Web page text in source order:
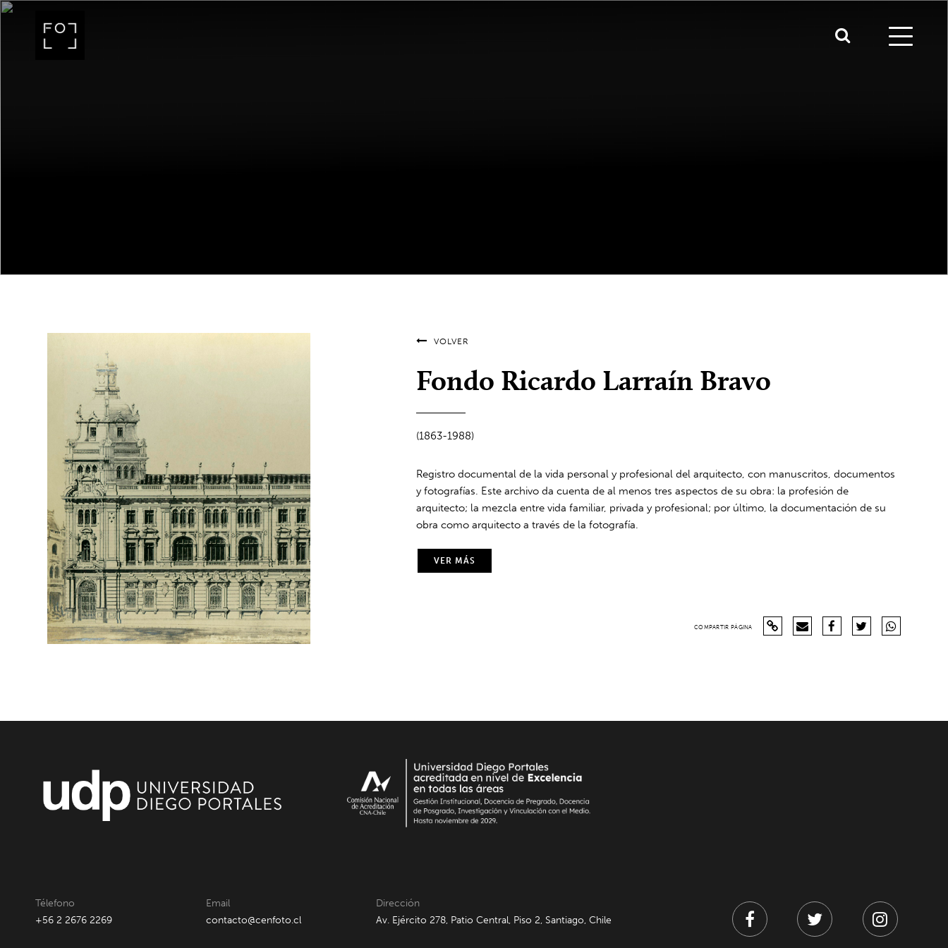
VOLVER
Fondo Ricardo Larraín Bravo
(1863-1988)
Registro documental de la vida personal y profesional del arquitecto, con manuscritos, documentos
y fotografías. Este archivo da cuenta de al menos tres aspectos de su obra: la profesión de
arquitecto; la mezcla entre vida familiar, privada y profesional; por último, la documentación de su
obra como arquitecto a través de la fotografía.
VER MÁS
COMPARTIR PÁGINA
Télefono
+56 2 2676 2269
Email
contacto@cenfoto.cl
Dirección
Av. Ejército 278, Patio Central, Piso 2, Santiago, Chile